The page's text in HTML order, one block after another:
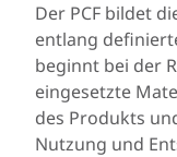
Der PCF bildet
entlang
beginnt bei der
eingesetzte
des Produkts
Nutzung und